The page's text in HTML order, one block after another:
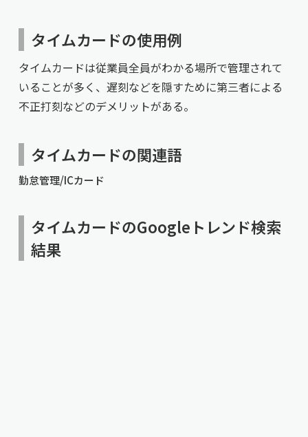
タイムカードの使用例
タイムカードは従業員全員がわかる場所で管理されて
いることが多く、遅刻などを隠すために第三者による
不正打刻などのデメリットがある。
タイムカードの関連語
勤怠管理/ICカード
タイムカードのGoogleトレンド検索
結果